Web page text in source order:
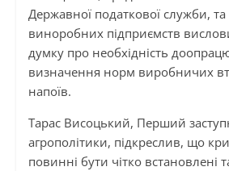
Державної податкової служби,
виноробних підприємств
думку про необхідність
визначення норм виробничих
напоїв.
Тарас Висоцький, Перший
агрополітики, підкреслив, що
повинні бути чітко встановлені